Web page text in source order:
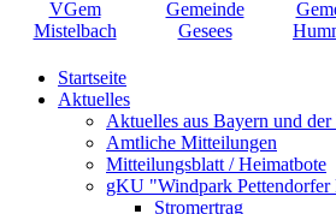
Startseite
Aktuelles
Aktuelles aus Bayern und der
Amtliche Mitteilungen
Mitteilungsblatt / Heimatbote
gKU "Windpark Pettendorfer
Stromertrag